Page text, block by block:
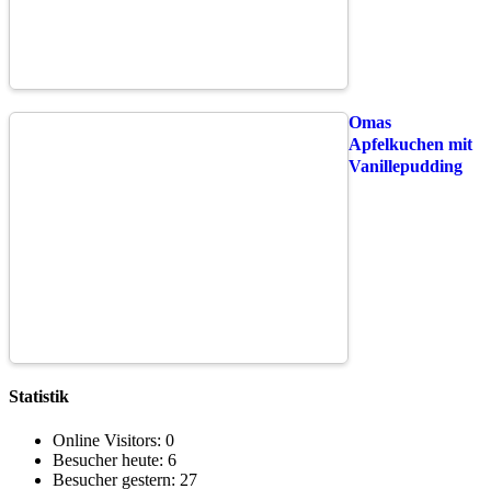
Omas
Apfelkuchen mit
Vanillepudding
Statistik
Online Visitors: 0
Besucher heute: 6
Besucher gestern: 27